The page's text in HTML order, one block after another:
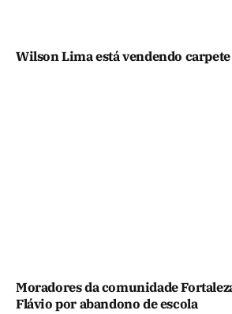
Wilson Lima está vendendo
Moradores da comunidade
Flávio por abandono de escola